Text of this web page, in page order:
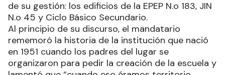
de su gestión: los edificios de la EPEP N.o 183, JIN
N.o 45 y Ciclo Básico Secundario.
Al principio de su discurso, el mandatario
rememoró la historia de la institución que nació
en 1951 cuando los padres del lugar se
organizaron para pedir la creación de la escuela y